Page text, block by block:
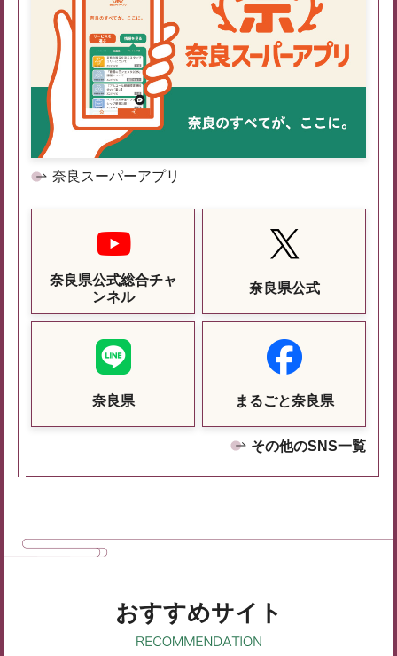
奈良スーパーアプリ
奈良県公式総合チャ
ンネル
奈良県公式
奈良県 まるごと奈良県
その他のSNS一覧
おすすめサイト